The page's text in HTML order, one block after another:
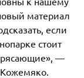
материал
если
стоит
—
Кожемяко.